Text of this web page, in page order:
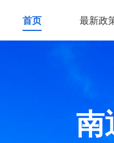
首页 最新政
南